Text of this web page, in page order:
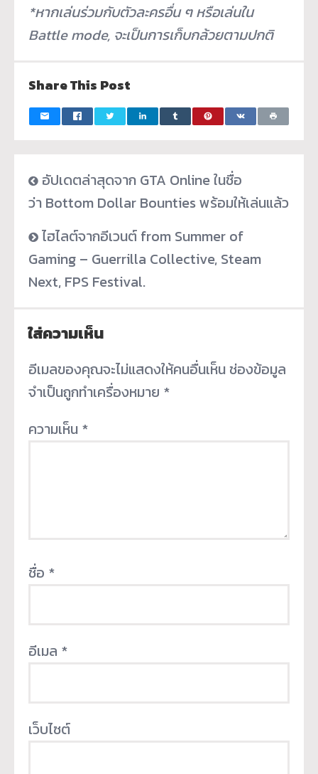
*หากเล่นร่วมกับตัวละครอื่น ๆ หรือเล่นใน
Battle mode, จะเป็นการเก็บกล้วยตามปกติ
Share This Post
อัปเดตล่าสุดจาก GTA Online ในชื่อ
ว่า Bottom Dollar Bounties พร้อมให้เล่นแล้ว
ไฮไลต์จากอีเวนต์ from Summer of
Gaming – Guerrilla Collective, Steam
Next, FPS Festival.
ใส่ความเห็น
อีเมลของคุณจะไม่แสดงให้คนอื่นเห็น ช่องข้อมูล
จำเป็นถูกทำเครื่องหมาย *
ความเห็น *
ชื่อ *
อีเมล *
เว็บไซต์